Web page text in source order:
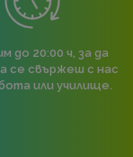
до 20:00 ч, за да
се свържеш с нас
или училище.